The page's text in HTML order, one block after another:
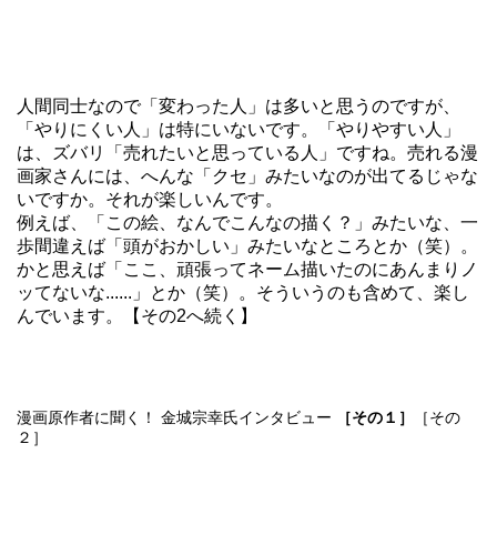
人間同士なので「変わった人」は多いと思うのですが、
「やりにくい人」は特にいないです。「やりやすい人」
は、ズバリ「売れたいと思っている人」ですね。売れる漫
画家さんには、へんな「クセ」みたいなのが出てるじゃな
いですか。それが楽しいんです。
例えば、「この絵、なんでこんなの描く？」みたいな、一
歩間違えば「頭がおかしい」みたいなところとか（笑）。
かと思えば「ここ、頑張ってネーム描いたのにあんまりノ
ッてないな......」とか（笑）。そういうのも含めて、楽し
んでいます。
【その2へ続く】
漫画原作者に聞く！ 金城宗幸氏インタビュー ［その１］
［その
２］